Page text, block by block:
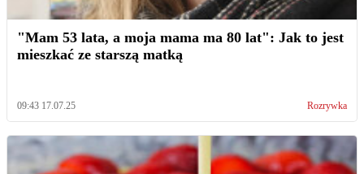
"Mam 53 lata, a moja mama ma 80 lat": Jak to jest
mieszkać ze starszą matką
09:43 17.07.25 Rozrywka